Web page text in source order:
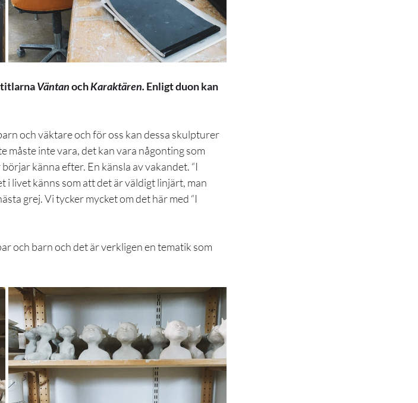
titlarna Väntan och Karaktären. Enligt duon kan
och väktare och för oss kan dessa skulpturer
måste inte vara, det kan vara någonting som
känna efter. En känsla av vakandet. “I
i livet känns som att det är väldigt linjärt, man
grej. Vi tycker mycket om det här med “I
och barn och det är verkligen en tematik som